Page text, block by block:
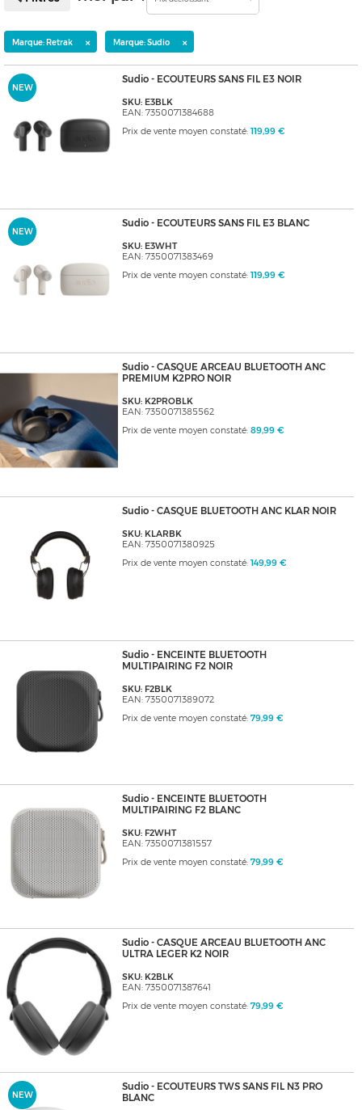
Marque: Retrak × Marque: Sudio ×
NEW
Sudio - ECOUTEURS SANS FIL E3 NOIR
SKU: E3BLK
EAN: 7350071384688
Prix de vente moyen constaté: 119,99 €
NEW
Sudio - ECOUTEURS SANS FIL E3 BLANC
SKU: E3WHT
EAN: 7350071383469
Prix de vente moyen constaté: 119,99 €
Sudio - CASQUE ARCEAU BLUETOOTH ANC
PREMIUM K2PRO NOIR
SKU: K2PROBLK
EAN: 7350071385562
Prix de vente moyen constaté: 89,99 €
Sudio - CASQUE BLUETOOTH ANC KLAR NOIR
SKU: KLARBK
EAN: 7350071380925
Prix de vente moyen constaté: 149,99 €
Sudio - ENCEINTE BLUETOOTH
MULTIPAIRING F2 NOIR
SKU: F2BLK
EAN: 7350071389072
Prix de vente moyen constaté: 79,99 €
Sudio - ENCEINTE BLUETOOTH
MULTIPAIRING F2 BLANC
SKU: F2WHT
EAN: 7350071381557
Prix de vente moyen constaté: 79,99 €
Sudio - CASQUE ARCEAU BLUETOOTH ANC
ULTRA LEGER K2 NOIR
SKU: K2BLK
EAN: 7350071387641
Prix de vente moyen constaté: 79,99 €
NEW
Sudio - ECOUTEURS TWS SANS FIL N3 PRO
BLANC